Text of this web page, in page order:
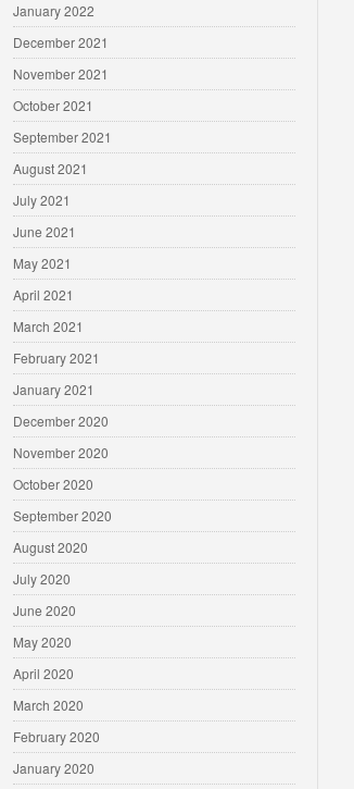
January 2022
December 2021
November 2021
October 2021
September 2021
August 2021
July 2021
June 2021
May 2021
April 2021
March 2021
February 2021
January 2021
December 2020
November 2020
October 2020
September 2020
August 2020
July 2020
June 2020
May 2020
April 2020
March 2020
February 2020
January 2020